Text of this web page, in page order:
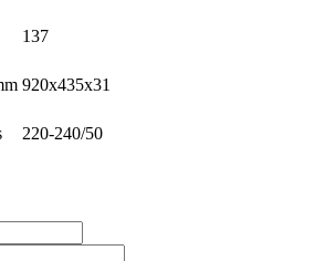
137
920x435x31
220-240/50